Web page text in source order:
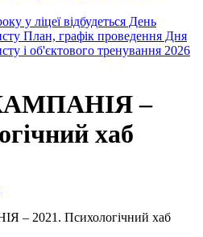
у ліцеї відбудеться День
План, графік проведення Дня
і об'єктового тренування 2026
–
хаб
2021. Психологічний хаб